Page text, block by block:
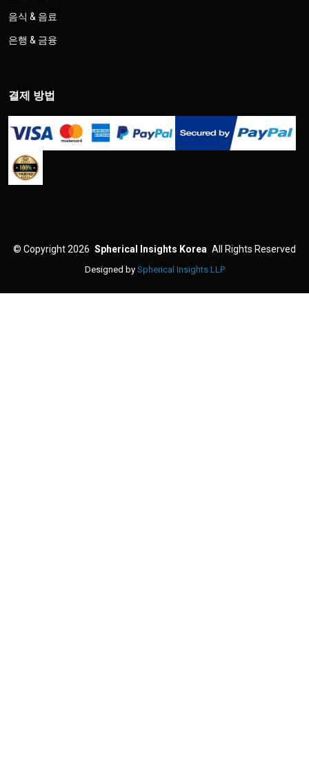
음식 & 음료
은행 & 금융
결제 방법
© Copyright 2026 Spherical Insights Korea All Rights Reserved
Designed by Spherical Insights LLP